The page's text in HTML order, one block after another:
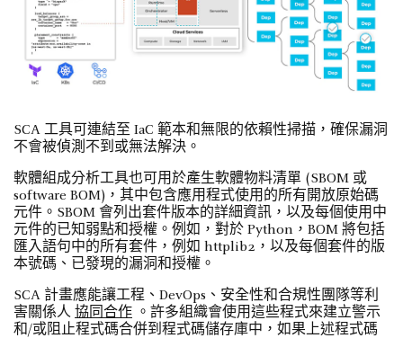
SCA 工具可連結至 IaC 範本和無限的依賴性掃描，確保漏洞
不會被偵測不到或無法解決。
軟體組成分析工具也可用於產生軟體物料清單 (SBOM 或
software BOM)，其中包含應用程式使用的所有開放原始碼
元件。SBOM 會列出套件版本的詳細資訊，以及每個使用中
元件的已知弱點和授權。例如，對於 Python，BOM 將包括
匯入語句中的所有套件，例如 httplib2，以及每個套件的版
本號碼、已發現的漏洞和授權。
SCA 計畫應能讓工程、DevOps、安全性和合規性團隊等利
害關係人 協同合作 。許多組織會使用這些程式來建立警示
和/或阻止程式碼合併到程式碼儲存庫中，如果上述程式碼